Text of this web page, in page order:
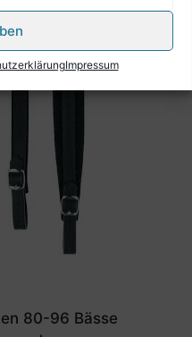
Impressum
80-96 Bässe